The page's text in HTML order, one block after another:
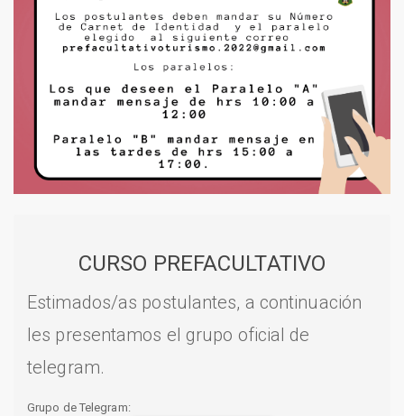
CURSO PREFACULTATIVO
Estimados/as postulantes, a continuación
les presentamos el grupo oficial de
telegram.
Grupo de Telegram: